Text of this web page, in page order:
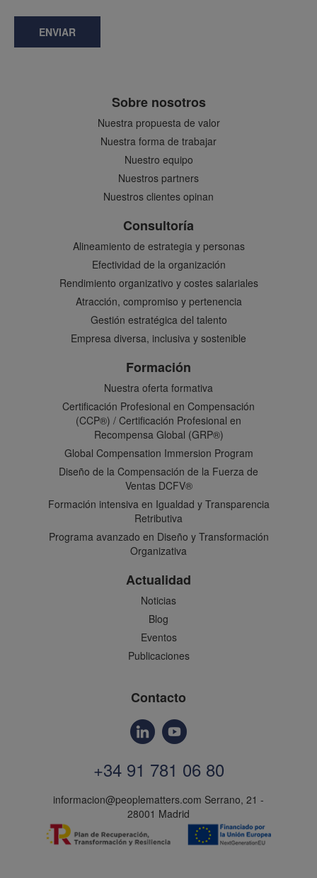
ENVIAR
Sobre nosotros
Nuestra propuesta de valor
Nuestra forma de trabajar
Nuestro equipo
Nuestros partners
Nuestros clientes opinan
Consultoría
Alineamiento de estrategia y personas
Efectividad de la organización
Rendimiento organizativo y costes salariales
Atracción, compromiso y pertenencia
Gestión estratégica del talento
Empresa diversa, inclusiva y sostenible
Formación
Nuestra oferta formativa
Certificación Profesional en Compensación
(CCP®) / Certificación Profesional en
Recompensa Global (GRP®)
Global Compensation Immersion Program
Diseño de la Compensación de la Fuerza de
Ventas DCFV®
Formación intensiva en Igualdad y Transparencia
Retributiva
Programa avanzado en Diseño y Transformación
Organizativa
Actualidad
Noticias
Blog
Eventos
Publicaciones
Contacto
+34 91 781 06 80
informacion@peoplematters.com Serrano, 21 -
28001 Madrid